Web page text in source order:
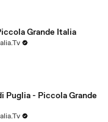
Grande Italia
Puglia - Piccola Grande